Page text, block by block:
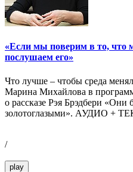
«Если мы поверим в то, что
послушаем его»
Что лучше – чтобы среда
Марина Михайлова в
о рассказе Рэя Брэдбери
золотоглазыми». АУДИО +
/
play